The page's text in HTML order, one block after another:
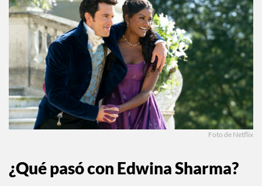
Foto de Netflix
¿Qué pasó con Edwina Sharma?